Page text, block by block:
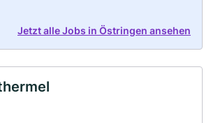
Jetzt alle Jobs in Östringen ansehen